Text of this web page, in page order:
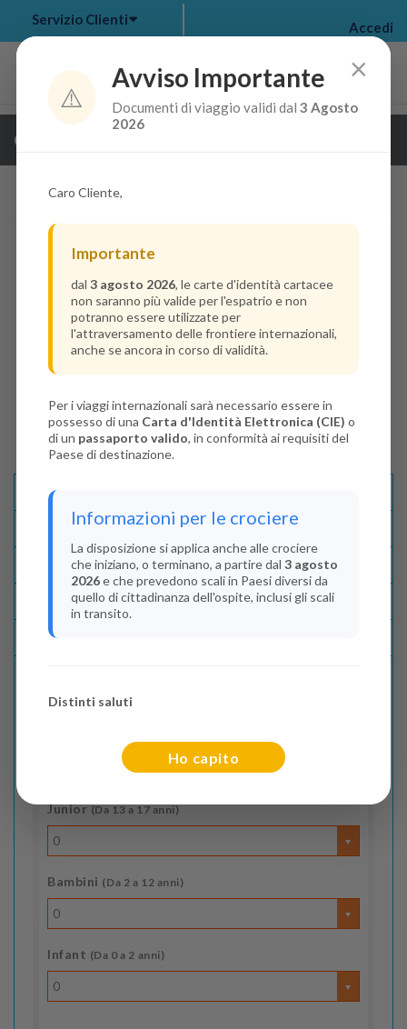
my bookings >
Servizio Clienti Accedi
Guarda i dettagli della crociera
Disponibilità
Condizioni
Recensioni
Indica il numero dei passeggeri
Junior(Da 13 a 17 anni)
0
Bambini (Da 2 a 12 anni)
0
Infant (Da 0 a 2 anni)
0
×
⚠️
Avviso Importante
Documenti di viaggio validi dal3 Agosto
2026
Caro Cliente,
Importante
dal 3 agosto 2026, le carte d'identità cartacee
non saranno più valide per l'espatrio e non
potranno essere utilizzate per
l'attraversamento delle frontiere internazionali,
anche se ancora in corso di validità.
Per i viaggi internazionali sarà necessario essere in
possesso di una Carta d'Identità Elettronica (CIE) o
di un passaporto valido, in conformità ai requisiti del
Paese di destinazione.
Informazioni per le crociere
La disposizione si applica anche alle crociere
che iniziano, o terminano, a partire dal 3 agosto
2026e che prevedono scali in Paesi diversi da
quello di cittadinanza dell'ospite, inclusi gli scali
in transito.
Distinti saluti
Ho capito